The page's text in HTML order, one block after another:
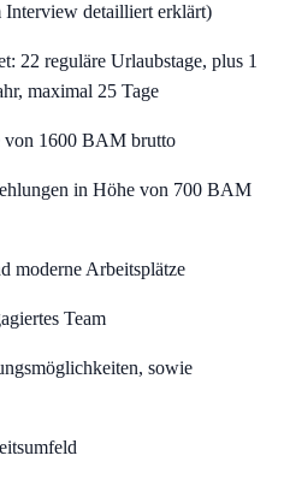
detailliert erklärt)
22 reguläre Urlaubstage, plus 1
maximal 25 Tage
von 1600 BAM brutto
in Höhe von 700 BAM
moderne Arbeitsplätze
Team
sowie